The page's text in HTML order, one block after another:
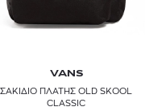
VANS
ΣΑΚΙΔΙΟ ΠΛΑΤΗΣ OLD SKOOL
CLASSIC